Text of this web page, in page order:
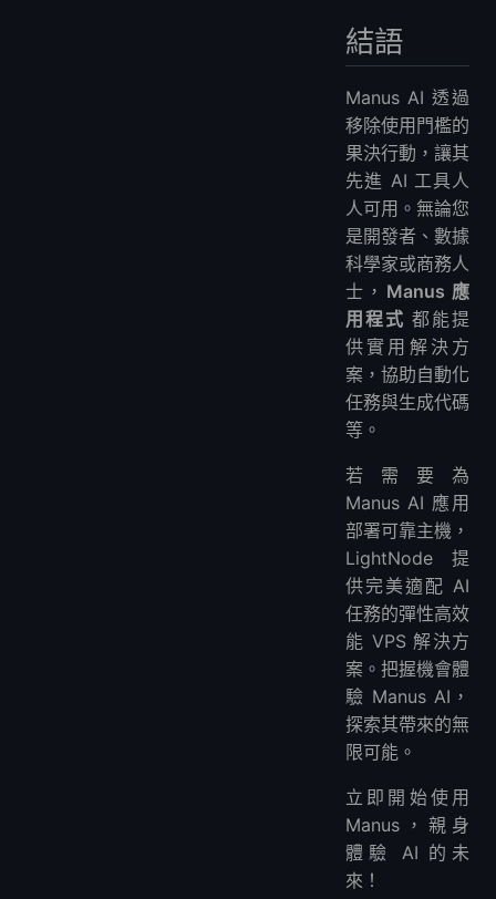
結語
Manus AI 透過
移除使用門檻的
果決行動，讓其
先進 AI 工具人
人可用。無論您
是開發者、數據
科學家或商務人
士， Manus 應
用程式 都能提
供實用解決方
案，協助自動化
任務與生成代碼
等。
若需要為
Manus AI 應用
部署可靠主機，
LightNode 提
供完美適配 AI
任務的彈性高效
能 VPS 解決方
案。把握機會體
驗 Manus AI，
探索其帶來的無
限可能。
立即開始使用
Manus，親身
體驗 AI 的未
來！